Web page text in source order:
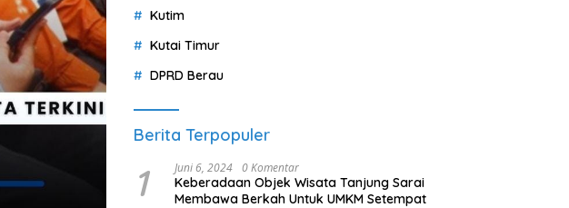
Kutim
Kutai Timur
DPRD Berau
Berita Terpopuler
1 Juni 6, 2024 0 Komentar
Keberadaan Objek Wisata Tanjung Sarai
Membawa Berkah Untuk UMKM Setempat